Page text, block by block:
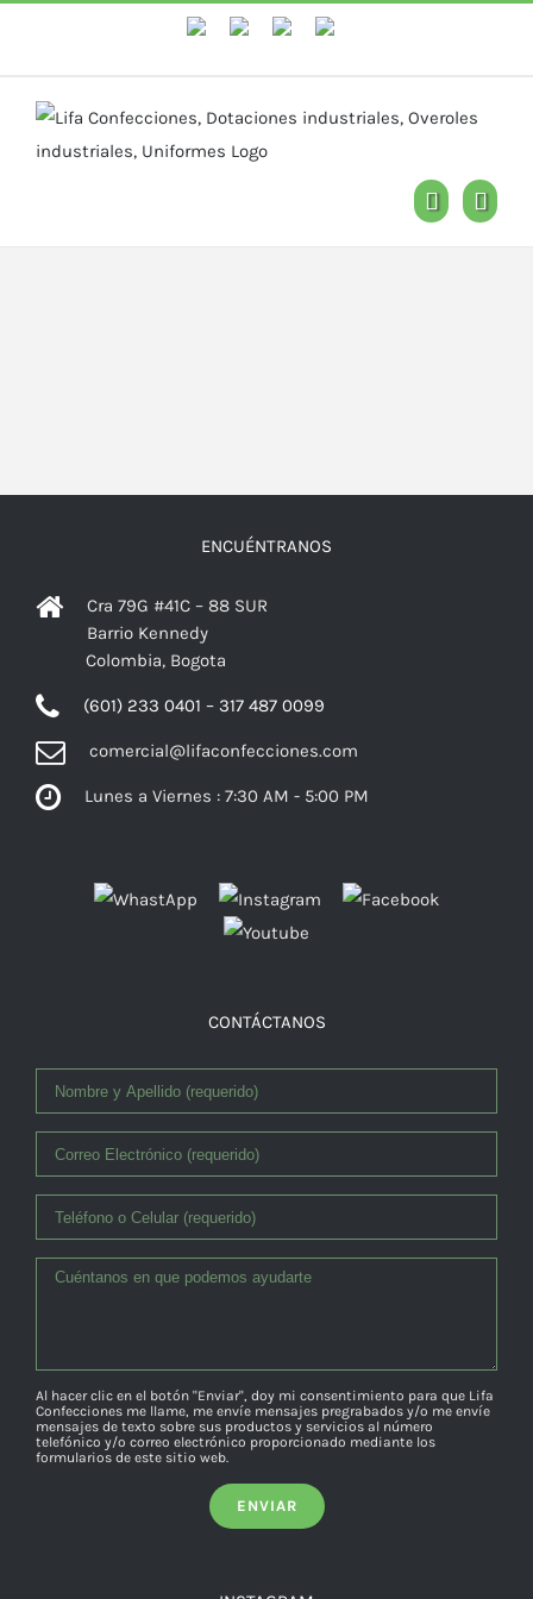
WhastAppFacebookInstagramYouTube
ENCUÉNTRANOS
Cra 79G #41C – 88 SUR
Barrio Kennedy
Colombia, Bogota
(601) 233 0401 – 317 487 0099
comercial@lifaconfecciones.com
Lunes a Viernes : 7:30 AM - 5:00 PM
Facebook
CONTÁCTANOS
Al hacer clic en el botón "Enviar", doy mi consentimiento para que Lifa
Confecciones me llame, me envíe mensajes pregrabados y/o me envíe
mensajes de texto sobre sus productos y servicios al número
telefónico y/o correo electrónico proporcionado mediante los
formularios de este sitio web.